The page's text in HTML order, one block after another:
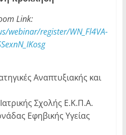
Link:
webinar/register/WN_Fl4VA-
Αναπτυξιακής και
Σχολής Ε.Κ.Π.Α.
Εφηβικής Υγείας